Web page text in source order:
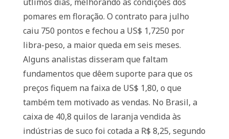
pomares em floração. O contrato para julho
caiu 750 pontos e fechou a US$ 1,7250 por
libra-peso, a maior queda em seis meses.
Alguns analistas disseram que faltam
fundamentos que dêem suporte para que os
preços fiquem na faixa de US$ 1,80, o que
também tem motivado as vendas. No Brasil, a
caixa de 40,8 quilos de laranja vendida às
indústrias de suco foi cotada a R$ 8,25, segundo